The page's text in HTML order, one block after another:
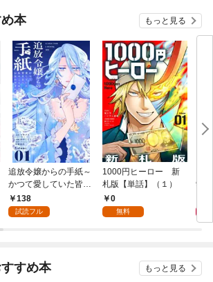
本 もっと見る
追放令嬢からの手紙～
かつて愛していた皆さ
まへ 私のことなどお忘
れですか？～【単話】
138
試読フル
1000円ヒーロー 新
札版【単話】（１）
0
無料
9.5
すめ本 もっと見る